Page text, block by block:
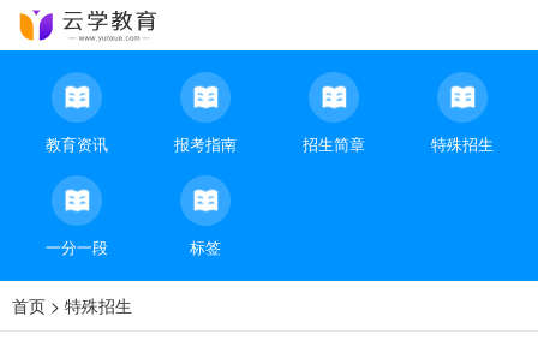
教育资讯 报考指南 招生简章 特殊招生
一分一段 标签
首页 > 特殊招生